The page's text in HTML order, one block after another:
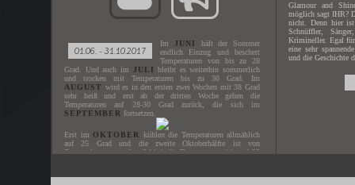
01.06. - 31.10.2017
Im JUNI
hält der Sommer
endlich Einzug und beschert
Temperaturen von bis zu 28
Grad. Und auch im
JULI bleibt es weiterhin sommerlich
und trocken mit Temperaturen bis zu 30 Grad. Im
AUGUST wird es in den ersten zwei Wochen mit 38 Grad
sehr heiß und erst ab der dritten Woche gehen die
Temperaturen auf 28-30 Grad zurück, die sich im
SEPTEMBER fortsetzen.
Erst im OKTOBER
kühlen die Temperaturen allmählich
auf 25 Grad und die zweite Oktoberhälfte ist von
Regenschauern geprägt. Wobei die Temperaturen bis auf 20
Glamour and
möglich sagt IHR?
nicht. Denn hier
Schnüffler,
Krimineller. Egal
eine sehr
und die Geschichte